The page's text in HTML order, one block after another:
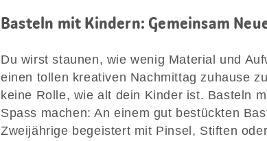
Basteln mit Kindern: Gemeinsam
Du wirst staunen, wie wenig Material und
einen tollen kreativen Nachmittag zuhause
keine Rolle, wie alt dein Kinder ist. Basteln
Spass machen: An einem gut bestückten
Zweijährige begeistert mit Pinsel, Stiften